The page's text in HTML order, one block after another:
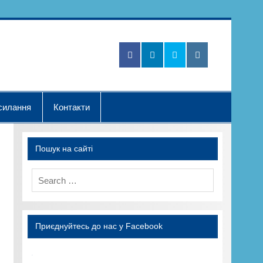
Хвилька"
Контакти
Пошук на сайті
Приєднуйтесь до нас у Facebook